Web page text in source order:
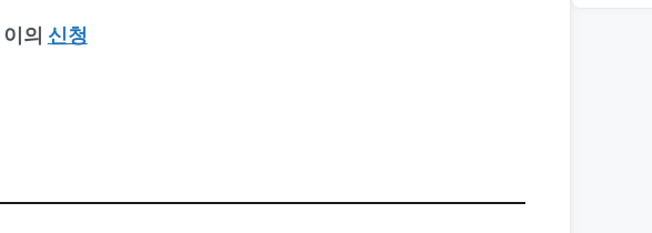
의 신청